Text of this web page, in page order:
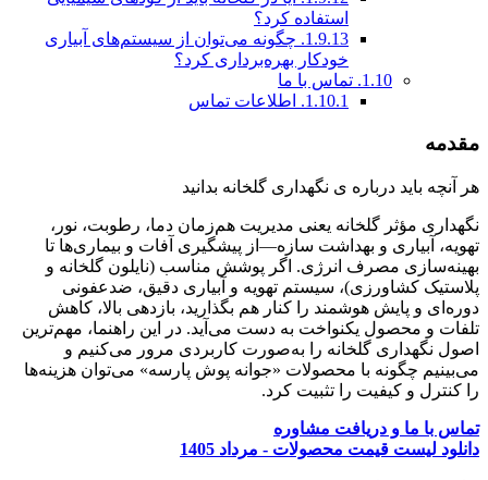
استفاده کرد؟
1.9.13. چگونه می‌توان از سیستم‌های آبیاری
خودکار بهره‌برداری کرد؟
1.10. تماس با ما
1.10.1.
اطلاعات تماس
مقدمه
هر آنچه باید درباره ی نگهداری گلخانه بدانید
نگهداری مؤثر گلخانه یعنی مدیریت هم‌زمان دما، رطوبت، نور،
تهویه، آبیاری و بهداشت سازه—از پیشگیری آفات و بیماری‌ها تا
بهینه‌سازی مصرف انرژی. اگر پوشش مناسب (نایلون گلخانه و
پلاستیک کشاورزی)، سیستم تهویه و آبیاری دقیق، ضدعفونی
دوره‌ای و پایش هوشمند را کنار هم بگذارید، بازدهی بالا، کاهش
تلفات و محصول یکنواخت به دست می‌آید. در این راهنما، مهم‌ترین
اصول نگهداری گلخانه را به‌صورت کاربردی مرور می‌کنیم و
می‌بینیم چگونه با محصولات «جوانه پوش پارسه» می‌توان هزینه‌ها
را کنترل و کیفیت را تثبیت کرد.
تماس با ما و دریافت مشاوره
دانلود لیست قیمت محصولات - مرداد 1405